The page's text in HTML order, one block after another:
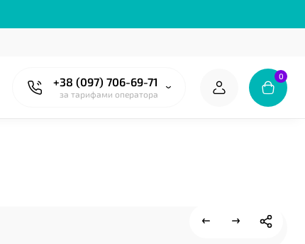
+38 (097) 706-69-71
за тарифами оператора
0